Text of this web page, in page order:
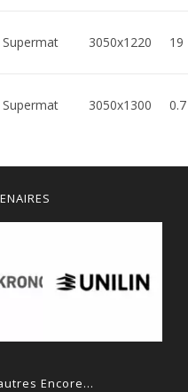
Supermat 3050x1220 19
Supermat 3050x1300 0.7
Encore…